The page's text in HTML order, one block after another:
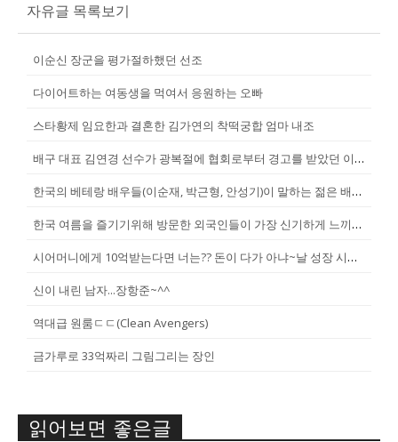
자유글 목록보기
이순신 장군을 평가절하했던 선조
다이어트하는 여동생을 먹여서 응원하는 오빠
스타황제 임요한과 결혼한 김가연의 착떡궁합 엄마 내조
배구 대표 김연경 선수가 광복절에 협회로부터 경고를 받았던 이유
한국의 베테랑 배우들(이순재, 박근형, 안성기)이 말하는 젊은 배우들
한국 여름을 즐기기위해 방문한 외국인들이 가장 신기하게 느끼는 것(암내가...
시어머니에게 10억받는다면 너는?? 돈이 다가 아냐~날 성장 시켜줄 남자...
신이 내린 남자...장항준~^^
역대급 원룸ㄷㄷ(Clean Avengers)
금가루로 33억짜리 그림그리는 장인
읽어보면 좋은글